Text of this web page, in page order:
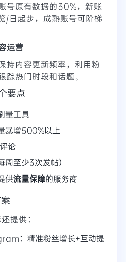
号原有数据的30%，新账
日起步，成熟账号可阶梯
运营
持内容更新频率，利用粉
踪热门时段和话题。
要点
量工具
暴增500%以上
论
至少3次发帖）
供流量保障的服务商
提供：
：精准粉丝增长+互动提